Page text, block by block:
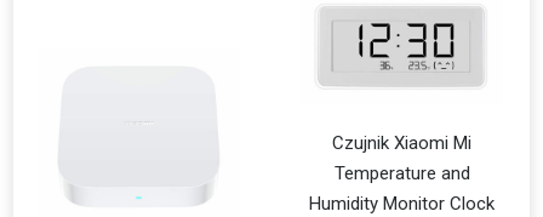
Czujnik Xiaomi Mi
Temperature and
Humidity Monitor Clock